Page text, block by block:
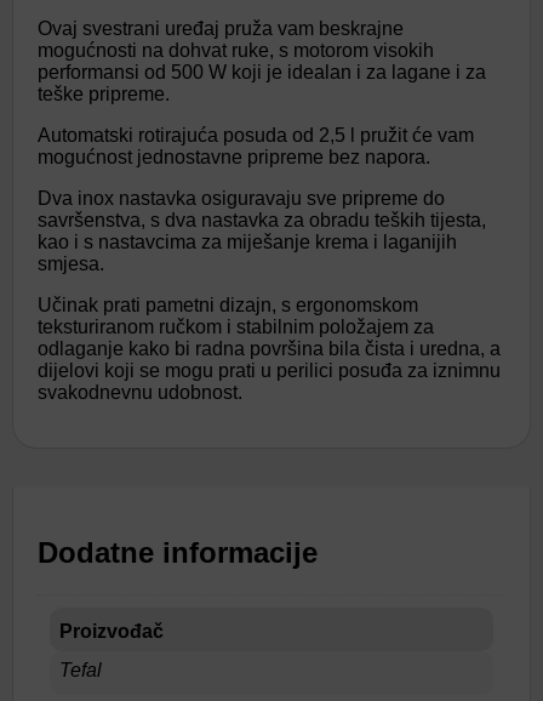
Ovaj svestrani uređaj pruža vam beskrajne
mogućnosti na dohvat ruke, s motorom visokih
performansi od 500 W koji je idealan i za lagane i za
teške pripreme.
Automatski rotirajuća posuda od 2,5 l pružit će vam
mogućnost jednostavne pripreme bez napora.
Dva inox nastavka osiguravaju sve pripreme do
savršenstva, s dva nastavka za obradu teških tijesta,
kao i s nastavcima za miješanje krema i laganijih
smjesa.
Učinak prati pametni dizajn, s ergonomskom
teksturiranom ručkom i stabilnim položajem za
odlaganje kako bi radna površina bila čista i uredna, a
dijelovi koji se mogu prati u perilici posuđa za iznimnu
svakodnevnu udobnost.
Dodatne informacije
Proizvođač
Tefal